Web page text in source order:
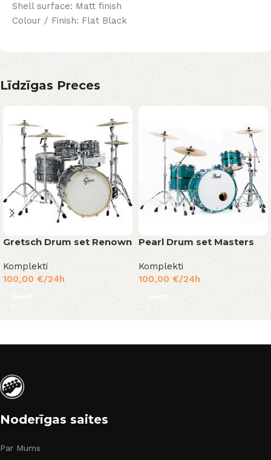
Shell surface: Matt finish
Colour / Finish: Flat Black
Līdzīgas Preces
Gretsch Drum set Renown
Komplekti
100,00 €/24h
Skatīt
Pearl Drum set Masters
Komplekti
100,00 €/24h
Skatīt
Noderīgas saites
Par Mums